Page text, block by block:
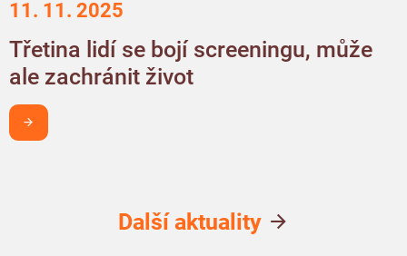
11. 11. 2025
Třetina lidí se bojí screeningu, může
ale zachránit život
Další aktuality